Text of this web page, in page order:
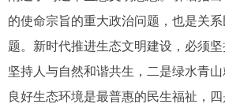
的使命宗旨的重大政治问题，也是关
题。新时代推进生态文明建设，必须
坚持人与自然和谐共生，二是绿水青
良好生态环境是最普惠的民生福祉，